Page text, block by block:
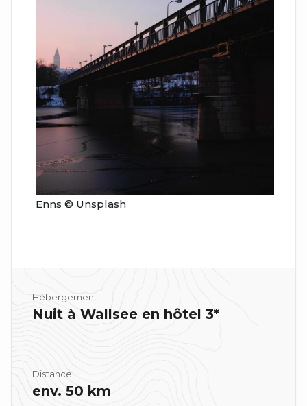
Enns © Unsplash
Hébergement
Nuit à Wallsee en hôtel 3*
Distance
env. 50 km